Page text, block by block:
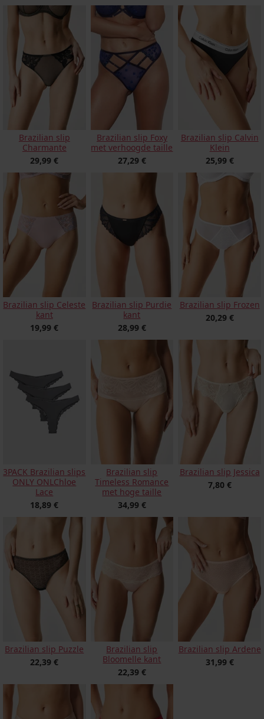
Brazilian slip
Charmante
29,99 €
Brazilian slip Foxy
met verhoogde taille
27,29 €
Brazilian slip Calvin
Klein
25,99 €
Brazilian slip Celeste
kant
19,99 €
Brazilian slip Purdie
kant
28,99 €
Brazilian slip Frozen
20,29 €
3PACK Brazilian slips
ONLY ONLChloe
Lace
18,89 €
Brazilian slip
Timeless Romance
met hoge taille
34,99 €
Brazilian slip Jessica
7,80 €
Brazilian slip Puzzle
22,39 €
Brazilian slip
Bloomelle kant
22,39 €
Brazilian slip Ardene
31,99 €